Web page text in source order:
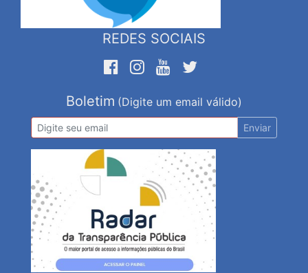
REDES SOCIAIS
Boletim (Digite um email válido)
Enviar